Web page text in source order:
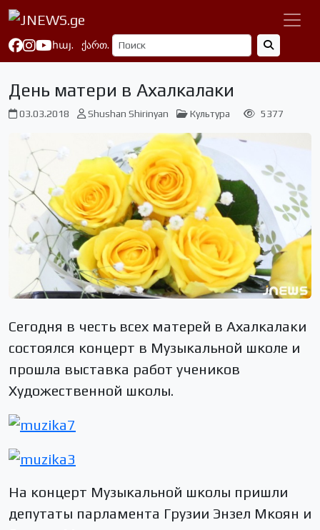
հայ. ქართ.
День матери в Ахалкалаки
03.03.2018 Shushan Shirinyan Культура 5377
Сегодня в честь всех матерей в Ахалкалаки
состоялся концерт в Музыкальной школе и
прошла выставка работ учеников
Художественной школы.
На концерт Музыкальной школы пришли
депутаты парламента Грузии Энзел Мкоян и